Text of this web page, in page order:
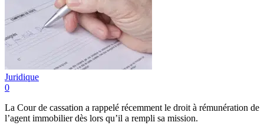
Juridique
0
La Cour de cassation a rappelé récemment le droit à rémunération de
l’agent immobilier dès lors qu’il a rempli sa mission.